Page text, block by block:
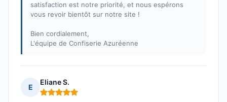
satisfaction est notre priorité, et nous espérons
vous revoir bientôt sur notre site !
Bien cordialement,
L'équipe de Confiserie Azuréenne
E
Eliane S.
Note : 5 sur 5